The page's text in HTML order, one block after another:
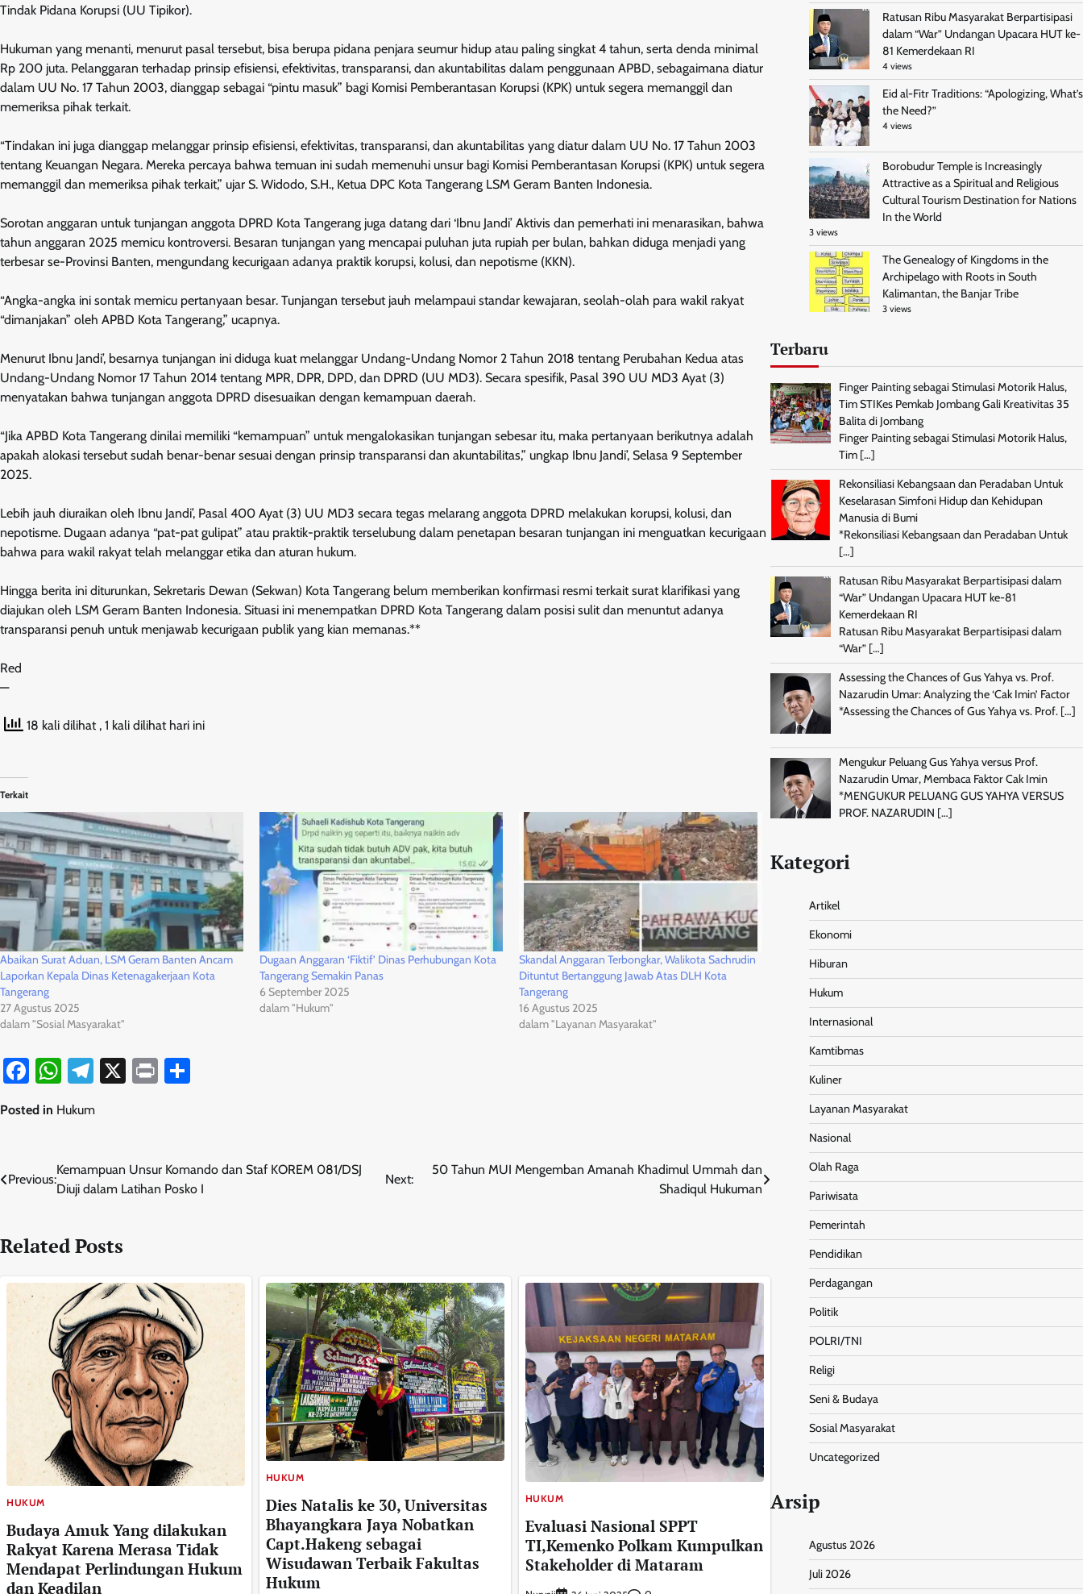
Tindak Pidana Korupsi (UU Tipikor).
Hukuman yang menanti, menurut pasal tersebut, bisa berupa pidana penjara seumur hidup atau paling singkat 4 tahun, serta denda minimal
Rp 200 juta. Pelanggaran terhadap prinsip efisiensi, efektivitas, transparansi, dan akuntabilitas dalam penggunaan APBD, sebagaimana diatur
dalam UU No. 17 Tahun 2003, dianggap sebagai “pintu masuk” bagi Komisi Pemberantasan Korupsi (KPK) untuk segera memanggil dan
memeriksa pihak terkait.
“Tindakan ini juga dianggap melanggar prinsip efisiensi, efektivitas, transparansi, dan akuntabilitas yang diatur dalam UU No. 17 Tahun 2003
tentang Keuangan Negara. Mereka percaya bahwa temuan ini sudah memenuhi unsur bagi Komisi Pemberantasan Korupsi (KPK) untuk segera
memanggil dan memeriksa pihak terkait,” ujar S. Widodo, S.H., Ketua DPC Kota Tangerang LSM Geram Banten Indonesia.
Sorotan anggaran untuk tunjangan anggota DPRD Kota Tangerang juga datang dari ‘Ibnu Jandi’ Aktivis dan pemerhati ini menarasikan, bahwa
tahun anggaran 2025 memicu kontroversi. Besaran tunjangan yang mencapai puluhan juta rupiah per bulan, bahkan diduga menjadi yang
terbesar se-Provinsi Banten, mengundang kecurigaan adanya praktik korupsi, kolusi, dan nepotisme (KKN).
“Angka-angka ini sontak memicu pertanyaan besar. Tunjangan tersebut jauh melampaui standar kewajaran, seolah-olah para wakil rakyat
“dimanjakan” oleh APBD Kota Tangerang,” ucapnya.
Menurut Ibnu Jandi’, besarnya tunjangan ini diduga kuat melanggar Undang-Undang Nomor 2 Tahun 2018 tentang Perubahan Kedua atas
Undang-Undang Nomor 17 Tahun 2014 tentang MPR, DPR, DPD, dan DPRD (UU MD3). Secara spesifik, Pasal 390 UU MD3 Ayat (3)
menyatakan bahwa tunjangan anggota DPRD disesuaikan dengan kemampuan daerah.
“Jika APBD Kota Tangerang dinilai memiliki “kemampuan” untuk mengalokasikan tunjangan sebesar itu, maka pertanyaan berikutnya adalah
apakah alokasi tersebut sudah benar-benar sesuai dengan prinsip transparansi dan akuntabilitas,” ungkap Ibnu Jandi’, Selasa 9 September
2025.
Lebih jauh diuraikan oleh Ibnu Jandi’, Pasal 400 Ayat (3) UU MD3 secara tegas melarang anggota DPRD melakukan korupsi, kolusi, dan
nepotisme. Dugaan adanya “pat-pat gulipat” atau praktik-praktik terselubung dalam penetapan besaran tunjangan ini menguatkan kecurigaan
bahwa para wakil rakyat telah melanggar etika dan aturan hukum.
Hingga berita ini diturunkan, Sekretaris Dewan (Sekwan) Kota Tangerang belum memberikan konfirmasi resmi terkait surat klarifikasi yang
diajukan oleh LSM Geram Banten Indonesia. Situasi ini menempatkan DPRD Kota Tangerang dalam posisi sulit dan menuntut adanya
transparansi penuh untuk menjawab kecurigaan publik yang kian memanas.**
Red
—
18 kali dilihat , 1 kali dilihat hari ini
Terkait
Abaikan Surat Aduan, LSM Geram Banten Ancam
Laporkan Kepala Dinas Ketenagakerjaan Kota
Tangerang
27 Agustus 2025
dalam "Sosial Masyarakat"
Dugaan Anggaran ‘Fiktif’ Dinas Perhubungan Kota
Tangerang Semakin Panas
6 September 2025
dalam "Hukum"
Skandal Anggaran Terbongkar, Walikota Sachrudin
Dituntut Bertanggung Jawab Atas DLH Kota
Tangerang
16 Agustus 2025
dalam "Layanan Masyarakat"
Facebook
WhatsApp
Telegram
X Print
Posted in Hukum
Navigasi
Previous:
Kemampuan Unsur Komando dan Staf KOREM 081/DSJ
Diuji dalam Latihan Posko I
Next:
50 Tahun MUI Mengemban Amanah Khadimul Ummah dan
Shadiqul Hukuman
Related Posts
HUKUM
Budaya Amuk Yang dilakukan
Rakyat Karena Merasa Tidak
Mendapat Perlindungan Hukum
dan Keadilan
HUKUM
Dies Natalis ke 30, Universitas
Bhayangkara Jaya Nobatkan
Capt.Hakeng sebagai
Wisudawan Terbaik Fakultas
Hukum
HUKUM
Evaluasi Nasional SPPT
TI,Kemenko Polkam Kumpulkan
Stakeholder di Mataram
Ratusan Ribu Masyarakat Berpartisipasi
dalam “War” Undangan Upacara HUT ke-
81 Kemerdekaan RI
4 views
Eid al-Fitr Traditions: “Apologizing, What’s
the Need?”
4 views
Borobudur Temple is Increasingly
Attractive as a Spiritual and Religious
Cultural Tourism Destination for Nations
In the World
3 views
The Genealogy of Kingdoms in the
Archipelago with Roots in South
Kalimantan, the Banjar Tribe
3 views
Terbaru
Finger Painting sebagai Stimulasi Motorik Halus,
Tim STIKes Pemkab Jombang Gali Kreativitas 35
Balita di Jombang
Finger Painting sebagai Stimulasi Motorik Halus,
Tim […]
Rekonsiliasi Kebangsaan dan Peradaban Untuk
Keselarasan Simfoni Hidup dan Kehidupan
Manusia di Bumi
*Rekonsiliasi Kebangsaan dan Peradaban Untuk
[…]
Ratusan Ribu Masyarakat Berpartisipasi dalam
“War” Undangan Upacara HUT ke-81
Kemerdekaan RI
Ratusan Ribu Masyarakat Berpartisipasi dalam
“War” […]
Assessing the Chances of Gus Yahya vs. Prof.
Nazarudin Umar: Analyzing the ‘Cak Imin’ Factor
*Assessing the Chances of Gus Yahya vs. Prof. […]
Mengukur Peluang Gus Yahya versus Prof.
Nazarudin Umar, Membaca Faktor Cak Imin
*MENGUKUR PELUANG GUS YAHYA VERSUS
PROF. NAZARUDIN […]
Kategori
Artikel
Ekonomi
Hiburan
Hukum
Internasional
Kamtibmas
Kuliner
Layanan Masyarakat
Nasional
Olah Raga
Pariwisata
Pemerintah
Pendidikan
Perdagangan
Politik
POLRI/TNI
Religi
Seni & Budaya
Sosial Masyarakat
Uncategorized
Arsip
Agustus 2026
Juli 2026